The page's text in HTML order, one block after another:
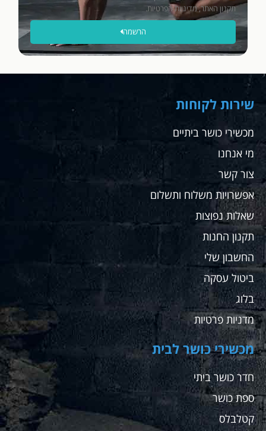
תקנון האתר, מדיניות הפרטיות.
הרשמה
שירות לקוחות
מכשירי כושר ביתיים
מי אנחנו
צור קשר
אפשרויות משלוח ותשלום
שאלות נפוצות
תקנון החנות
החשבון שלי
ביטול עסקה
בלוג
מדניות פרטיות
מכשירי כושר לבית
חדר כושר ביתי
ספת כושר
קטלבלס